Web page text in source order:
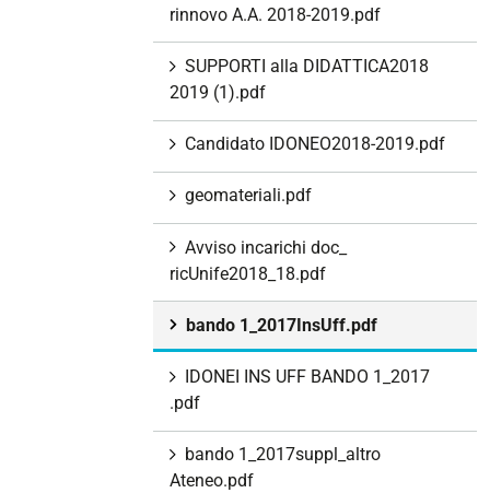
rinnovo A.A. 2018-2019.pdf
SUPPORTI alla DIDATTICA2018
2019 (1).pdf
Candidato IDONEO2018-2019.pdf
geomateriali.pdf
Avviso incarichi doc_
ricUnife2018_18.pdf
bando 1_2017InsUff.pdf
IDONEI INS UFF BANDO 1_2017
.pdf
bando 1_2017suppl_altro
Ateneo.pdf